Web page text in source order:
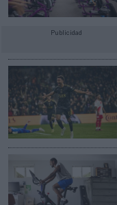
Publicidad